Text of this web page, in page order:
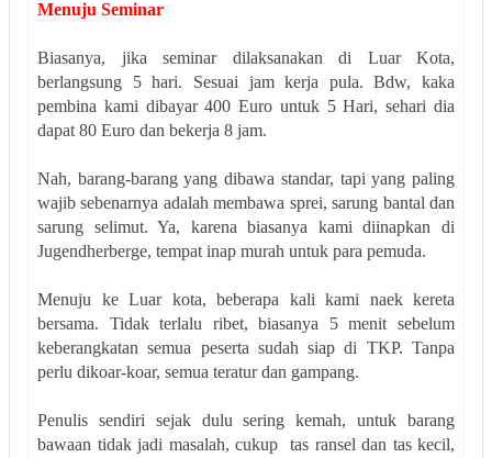
Menuju Seminar
Biasanya, jika seminar dilaksanakan di Luar Kota,
berlangsung 5 hari. Sesuai jam kerja pula. Bdw, kaka
pembina kami dibayar 400 Euro untuk 5 Hari, sehari dia
dapat 80 Euro dan bekerja 8 jam.
Nah, barang-barang yang dibawa standar, tapi yang paling
wajib sebenarnya adalah membawa sprei, sarung bantal dan
sarung selimut. Ya, karena biasanya kami diinapkan di
Jugendherberge, tempat inap murah untuk para pemuda.
Menuju ke Luar kota, beberapa kali kami naek kereta
bersama. Tidak terlalu ribet, biasanya 5 menit sebelum
keberangkatan semua peserta sudah siap di TKP. Tanpa
perlu dikoar-koar, semua teratur dan gampang.
Penulis sendiri sejak dulu sering kemah, untuk barang
bawaan tidak jadi masalah, cukup tas ransel dan tas kecil,